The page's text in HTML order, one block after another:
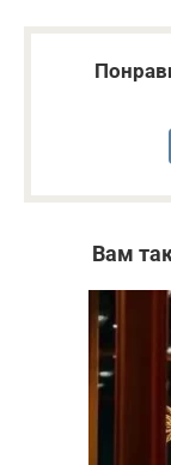
Вам